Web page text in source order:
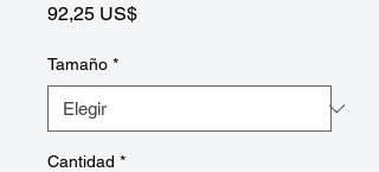
92,25 US$Precio
Tamaño *
Cantidad *